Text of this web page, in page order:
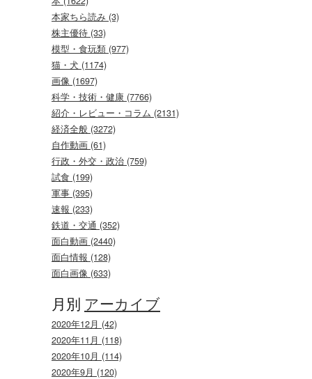
本家ちら読み (3)
株主優待 (33)
模型・食玩類 (977)
猫・犬 (1174)
画像 (1697)
科学・技術・健康 (7766)
紹介・レビュー・コラム (2131)
経済全般 (3272)
自作動画 (61)
行政・外交・政治 (759)
試食 (199)
軍事 (395)
速報 (233)
鉄道・交通 (352)
面白動画 (2440)
面白情報 (128)
面白画像 (633)
月別 アーカイブ
2020年12月 (42)
2020年11月 (118)
2020年10月 (114)
2020年9月 (120)